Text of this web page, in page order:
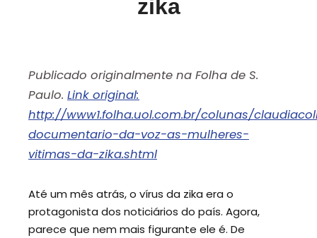
zika
Publicado originalmente na Folha de S.
Paulo. Link original:
http://www1.folha.uol.com.br/colunas/
documentario-da-voz-as-mulheres-
vitimas-da-zika.shtml
Até um mês atrás, o vírus da zika era o
protagonista dos noticiários do país. Agora,
parece que nem mais figurante ele é. De